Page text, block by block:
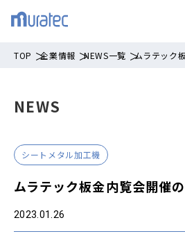
TOP 企業情報 NEWS一覧 ムラテック
NEWS
シートメタル加工機
ムラテック板金内覧会開催
2023.01.26